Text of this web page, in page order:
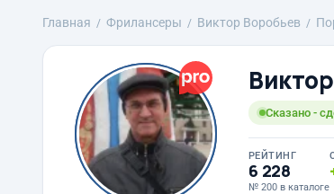
Главная Фрилансеры Виктор Воробьев
Сказано -
РЕЙТИНГ
6 228
№ 200 в каталоге